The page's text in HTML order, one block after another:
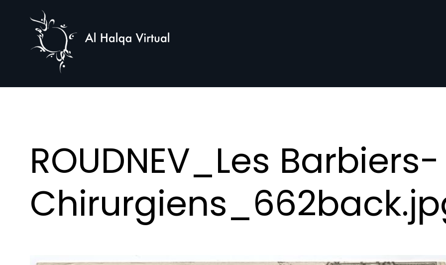
Al
Halqa
ROUDNEV_Les Barbiers-